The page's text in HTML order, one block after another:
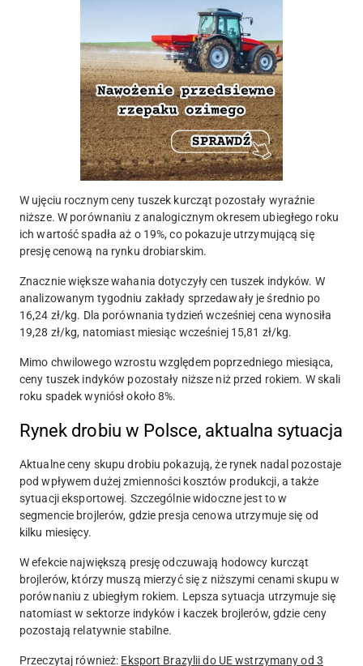
W ujęciu rocznym ceny tuszek kurcząt pozostały wyraźnie
niższe. W porównaniu z analogicznym okresem ubiegłego roku
ich wartość spadła aż o 19%, co pokazuje utrzymującą się
presję cenową na rynku drobiarskim.
Znacznie większe wahania dotyczyły cen tuszek indyków. W
analizowanym tygodniu zakłady sprzedawały je średnio po
16,24 zł/kg. Dla porównania tydzień wcześniej cena wynosiła
19,28 zł/kg, natomiast miesiąc wcześniej 15,81 zł/kg.
Mimo chwilowego wzrostu względem poprzedniego miesiąca,
ceny tuszek indyków pozostały niższe niż przed rokiem. W skali
roku spadek wyniósł około 8%.
Rynek drobiu w Polsce, aktualna sytuacja
Aktualne ceny skupu drobiu pokazują, że rynek nadal pozostaje
pod wpływem dużej zmienności kosztów produkcji, a także
sytuacji eksportowej. Szczególnie widoczne jest to w
segmencie brojlerów, gdzie presja cenowa utrzymuje się od
kilku miesięcy.
W efekcie największą presję odczuwają hodowcy kurcząt
brojlerów, którzy muszą mierzyć się z niższymi cenami skupu w
porównaniu z ubiegłym rokiem. Lepsza sytuacja utrzymuje się
natomiast w sektorze indyków i kaczek brojlerów, gdzie ceny
pozostają relatywnie stabilne.
Przeczytaj również: Eksport Brazylii do UE wstrzymany od 3